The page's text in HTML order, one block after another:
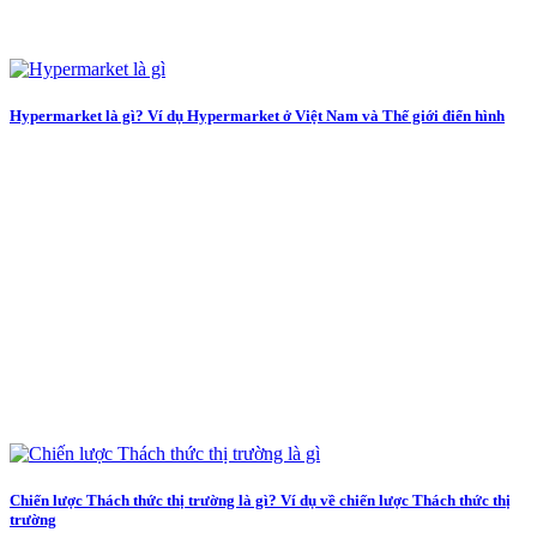
Hypermarket là gì? Ví dụ Hypermarket ở Việt Nam và Thế giới điển hình
Chiến lược Thách thức thị trường là gì? Ví dụ về chiến lược Thách thức thị
trường